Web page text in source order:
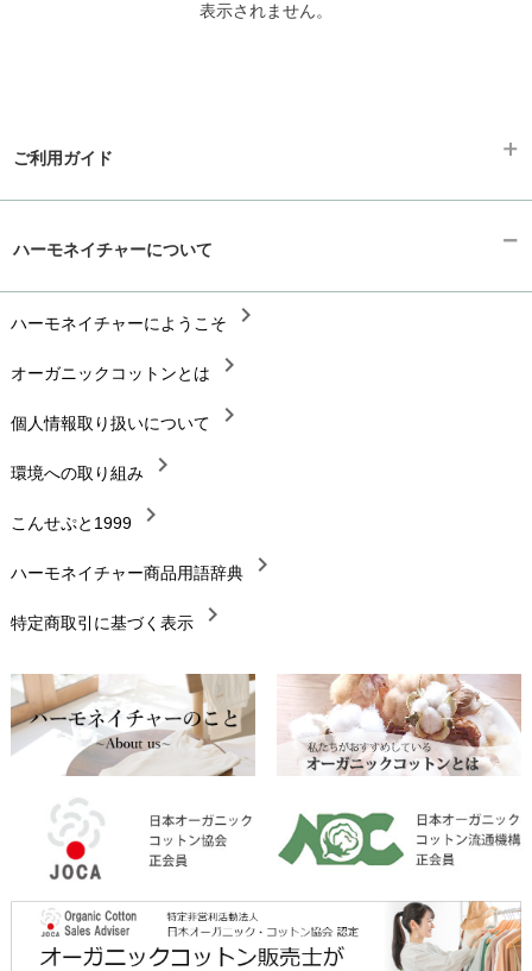
表示されません。
ご利用ガイド
配送と送料chevron_right
在庫状況と発送予定chevron_right
サイズ・寸法chevron_right
生地・素材chevron_right
お手入れについて chevron_right
レビューを書こうchevron_right
返品交換chevron_right
FAXでのご注文 chevron_right
お問い合わせchevron_right
ハーモネイチャーについて
ハーモネイチャーにようこそ chevron_right
オーガニックコットンとは chevron_right
個人情報取り扱いについて chevron_right
環境への取り組み chevron_right
こんせぷと1999 chevron_right
ハーモネイチャー商品用語辞典 chevron_right
特定商取引に基づく表示 chevron_right